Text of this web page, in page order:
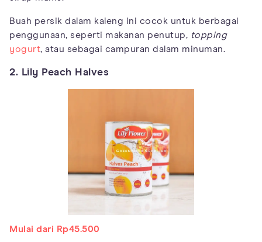
Buah persik dalam kaleng ini cocok untuk berbagai
penggunaan, seperti makanan penutup, topping
yogurt, atau sebagai campuran dalam minuman.
2. Lily Peach Halves
Mulai dari Rp45.500